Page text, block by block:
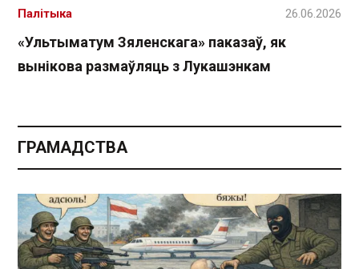
«Ультыматум Зяленскага» паказаў, як
вынікова размаўляць з Лукашэнкам
Палітыка 26.06.2026
ГРАМАДСТВА